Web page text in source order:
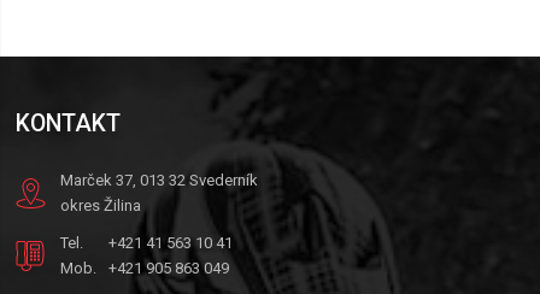
KONTAKT
Marček 37, 013 32 Svederník
okres Žilina
Tel.
+421 41 563 10 41
Mob.
+421 905 863 049